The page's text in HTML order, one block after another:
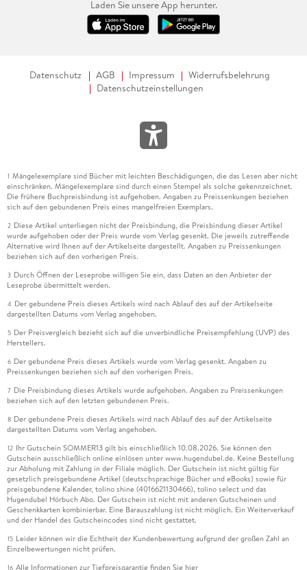
Laden Sie unsere App herunter.
Datenschutz AGB Impressum
Widerrufsbelehrung
Datenschutzeinstellungen
1 Mängelexemplare sind Bücher mit leichten Beschädigungen, die das Lesen aber nicht
einschränken. Mängelexemplare sind durch einen Stempel als solche gekennzeichnet.
Die frühere Buchpreisbindung ist aufgehoben. Angaben zu Preissenkungen beziehen
sich auf den gebundenen Preis eines mangelfreien Exemplars.
2 Diese Artikel unterliegen nicht der Preisbindung, die Preisbindung dieser Artikel
wurde aufgehoben oder der Preis wurde vom Verlag gesenkt. Die jeweils zutreffende
Alternative wird Ihnen auf der Artikelseite dargestellt. Angaben zu Preissenkungen
beziehen sich auf den vorherigen Preis.
3 Durch Öffnen der Leseprobe willigen Sie ein, dass Daten an den Anbieter der
Leseprobe übermittelt werden.
4 Der gebundene Preis dieses Artikels wird nach Ablauf des auf der Artikelseite
dargestellten Datums vom Verlag angehoben.
5 Der Preisvergleich bezieht sich auf die unverbindliche Preisempfehlung (UVP) des
Herstellers.
6 Der gebundene Preis dieses Artikels wurde vom Verlag gesenkt. Angaben zu
Preissenkungen beziehen sich auf den vorherigen Preis.
7 Die Preisbindung dieses Artikels wurde aufgehoben. Angaben zu Preissenkungen
beziehen sich auf den letzten gebundenen Preis.
8 Der gebundene Preis dieses Artikels wird nach Ablauf des auf der Artikelseite
dargestellten Datums vom Verlag angehoben.
12 Ihr Gutschein SOMMER13 gilt bis einschließlich 10.08.2026. Sie können den
Gutschein ausschließlich online einlösen unter www.hugendubel.de. Keine Bestellung
zur Abholung mit Zahlung in der Filiale möglich. Der Gutschein ist nicht gültig für
gesetzlich preisgebundene Artikel (deutschsprachige Bücher und eBooks) sowie für
preisgebundene Kalender, tolino shine (4016621130466), tolino select und das
Hugendubel Hörbuch Abo. Der Gutschein ist nicht mit anderen Gutscheinen und
Geschenkkarten kombinierbar. Eine Barauszahlung ist nicht möglich. Ein Weiterverkauf
und der Handel des Gutscheincodes sind nicht gestattet.
15 Leider können wir die Echtheit der Kundenbewertung aufgrund der großen Zahl an
Einzelbewertungen nicht prüfen.
16 Alle Informationen zur Tiefpreisgarantie finden Sie hier